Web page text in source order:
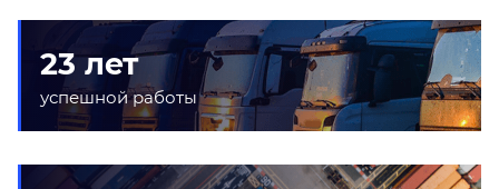
23 лет
успешной работы